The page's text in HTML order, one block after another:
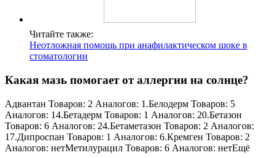
Читайте также:
Неотложная помощь при анафилактическом шоке в
стоматологии
Какая мазь помогает от аллергии на солнце?
Адвантан Товаров: 2 Аналогов: 1.Белодерм Товаров: 5
Аналогов: 14.Бетадерм Товаров: 1 Аналогов: 20.Бетазон
Товаров: 6 Аналогов: 24.Бетаметазон Товаров: 2 Аналогов:
17.Дипроспан Товаров: 1 Аналогов: 6.Кремген Товаров: 2
Аналогов: нетМетилурацил Товаров: 6 Аналогов: нетЕщё